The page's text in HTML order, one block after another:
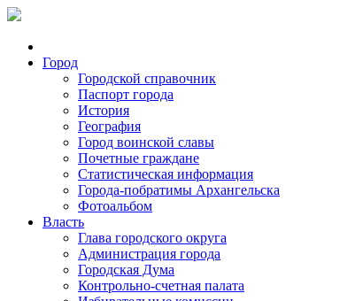
Город
Городской справочник
Паспорт города
История
География
Город воинской славы
Почетные граждане
Статистическая информация
Города-побратимы Архангельска
Фотоальбом
Власть
Глава городского округа
Администрация города
Городская Дума
Контрольно-счетная палата